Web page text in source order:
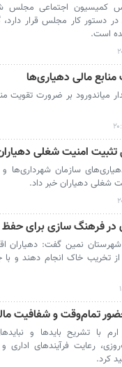
کمیسیون اجتماعی مجلس
در دستور کار مجلس قرار
است.
مالی دهیاری‌ها
میاندورود بر ضرورت تقویت
تثبیت امنیت شغلی
سازمان شهرداری‌ها
شغلی دهیاران خبر داد.
در فرهنگ سازی برای
شهرستان نمین گفت: دهیاران
از تخریب خاک انجام دهند و
تمام‌وقت و شفافیت
با تشریح بایدها و
رعایت فرآیندهای
کرد.